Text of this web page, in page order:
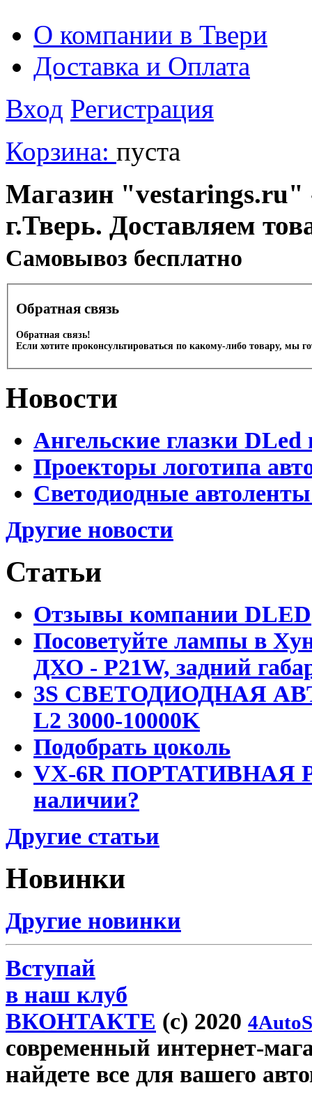
О компании в Твери
Доставка и Оплата
Вход Регистрация
Корзина: пуста
Магазин "vestarings.ru"
г.Тверь. Доставляем
Cамовывоз бесплатно
Обратная связь
Обратная связь!
Если хотите проконсультироваться по какому-либо товару, мы
Новости
Ангельские глазки DLed
Проекторы логотипа
Светодиодные
Другие новости
Статьи
Отзывы компании DLED
Посоветуйте лампы в
ДХО - P21W, задний
3S СВЕТОДИОДНАЯ
L2 3000-10000K
Подобрать цоколь
VX-6R ПОРТАТИВНАЯ
наличии?
Другие статьи
Новинки
Другие новинки
Вступай
в наш клуб
ВКОНТАКТЕ (c) 2020
современный интернет-
найдете все для вашего